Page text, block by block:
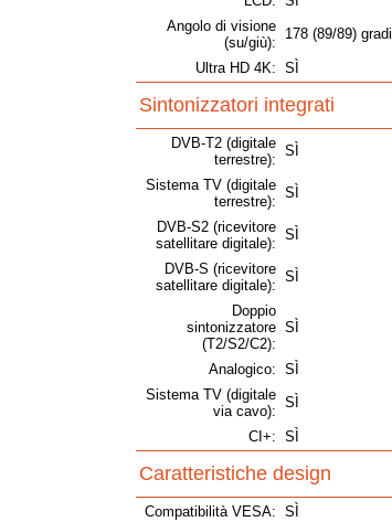
Angolo di visione
(su/giù):
178 (89/89) gradi
Ultra HD 4K: SÌ
Sintonizzatori integrati
DVB-T2 (digitale
terrestre):
SÌ
Sistema TV (digitale
terrestre):
SÌ
DVB-S2 (ricevitore
satellitare digitale):
SÌ
DVB-S (ricevitore
satellitare digitale):
SÌ
Doppio
sintonizzatore
(T2/S2/C2):
SÌ
Analogico: SÌ
Sistema TV (digitale
via cavo):
SÌ
CI+: SÌ
Caratteristiche design
Compatibilità VESA: SÌ